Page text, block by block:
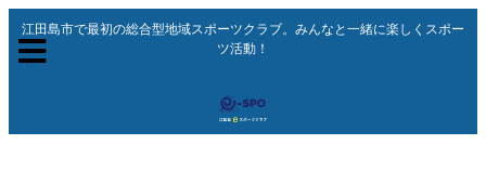
江田島市で最初の総合型地域スポーツクラブ。みんなと一緒に楽しくスポー
ツ活動！